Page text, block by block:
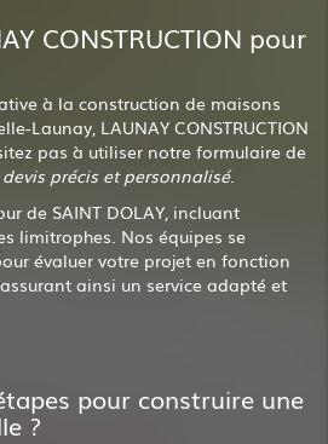
CONSTRUCTION pour
à la construction de maisons
Launay, LAUNAY CONSTRUCTION
pas à utiliser notre formulaire de
devis précis et personnalisé.
de SAINT DOLAY, incluant
limitrophes. Nos équipes se
évaluer votre projet en fonction
ainsi un service adapté et
pour construire une
?